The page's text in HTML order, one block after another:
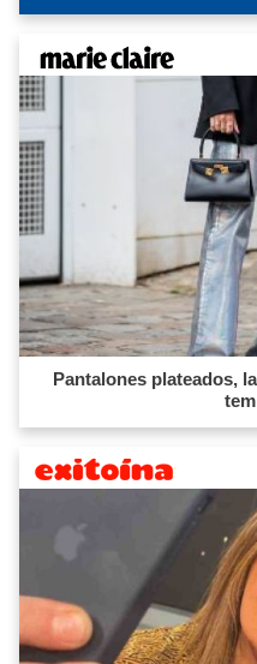
Pantalones plateados,